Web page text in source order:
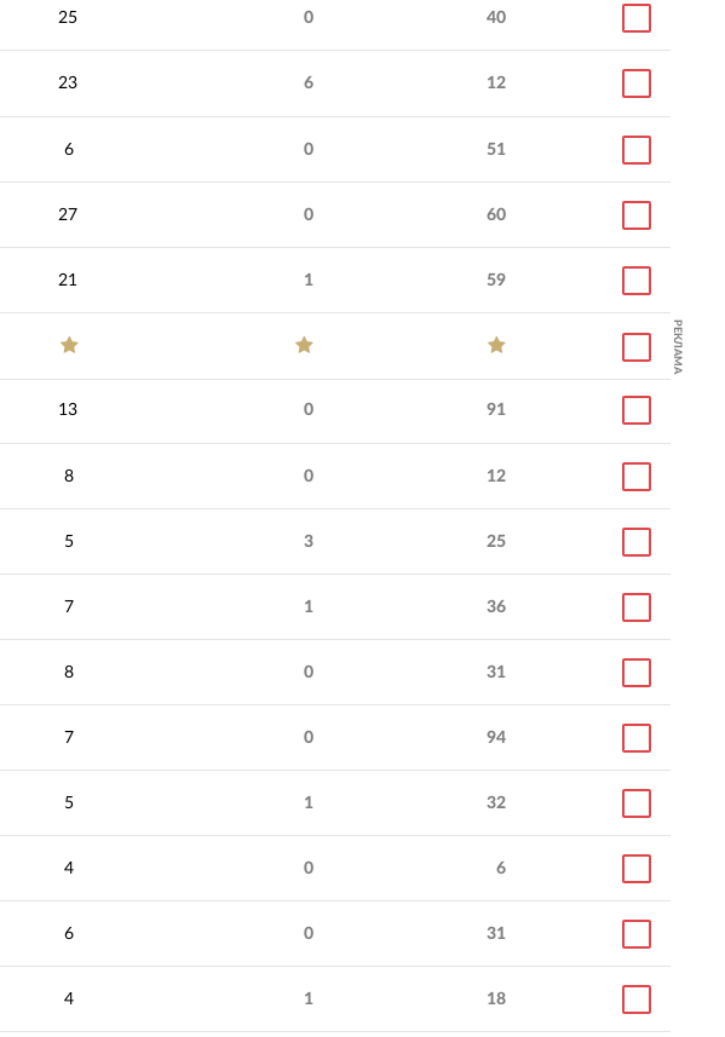
25 0 40
23 6 12
6 0 51
27 0 60
21 1 59
РЕКЛАМА
13 0 91
8 0 12
5 3 25
7 1 36
8 0 31
7 0 94
5 1 32
4 0 6
6 0 31
4 1 18